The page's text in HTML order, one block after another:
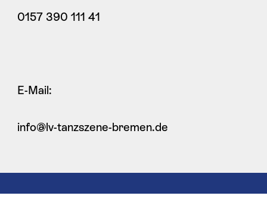
0157 390 111 41
E-Mail:
info@lv-tanzszene-bremen.de